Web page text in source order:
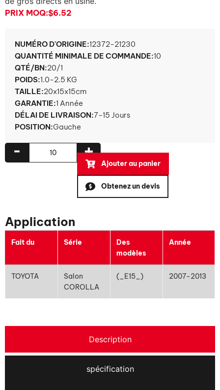
PRIX ​​MOQ:$6.52
NUMÉRO D'ORIGINE:12372-21230
QUANTITÉ MINIMALE DE COMMANDE:10
QTÉ/BN:20/1
POIDS:1.0-2.5 KG
TAILLE:20x15x15cm
GARANTIE:1 Année
DÉLAI DE LIVRAISON:7-15 Jours
POSITION:Gauche
+
-
Ajouter au panier
Obtenez un devis
Application
Fait du Série
Des
modèles
Année
TOYOTA
Salon
COROLLA
(_E15_) 2007-2013
Description
spécification